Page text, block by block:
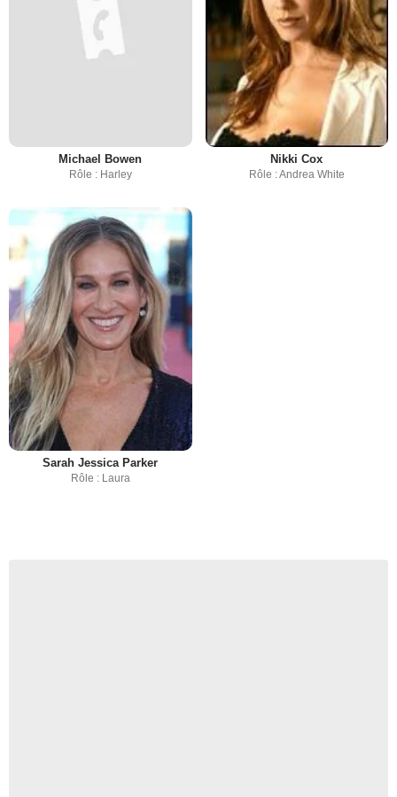
Michael Bowen
Rôle : Harley
Nikki Cox
Rôle : Andrea White
Sarah Jessica Parker
Rôle : Laura